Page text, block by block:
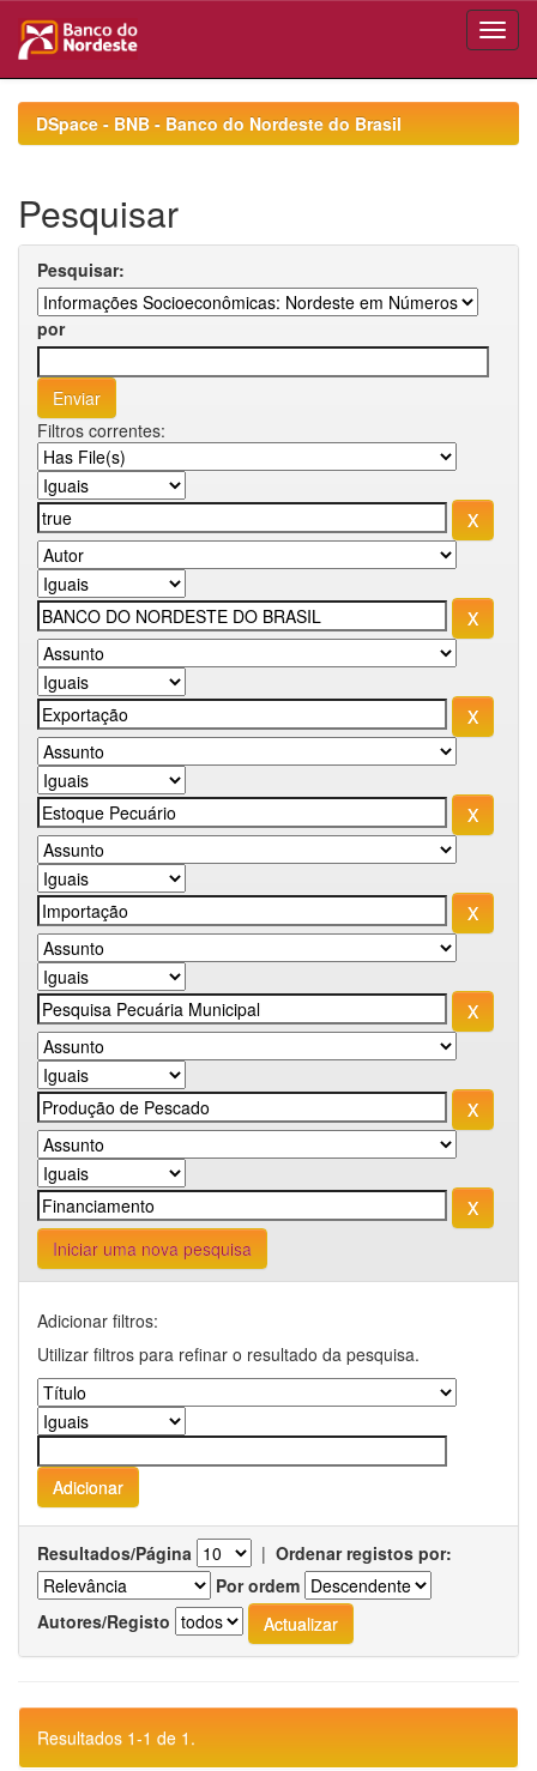
navigationDSpace - BNB - Banco do Nordeste do Brasil
Pesquisar
Pesquisar:
por
Filtros correntes:
Iniciar uma nova pesquisa
Adicionar filtros:
Utilizar filtros para refinar o resultado da pesquisa.
Resultados/Página | Ordenar registos por:
Por ordem
Autores/Registo
Resultados 1-1 de 1.